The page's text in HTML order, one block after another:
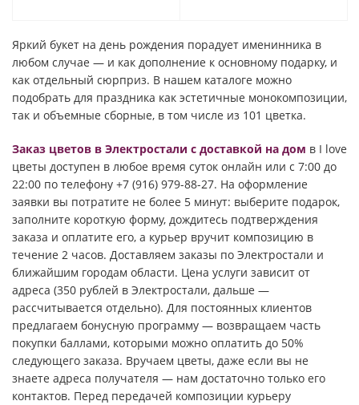
Яркий букет на день рождения порадует именинника в
любом случае — и как дополнение к основному подарку, и
как отдельный сюрприз. В нашем каталоге можно
подобрать для праздника как эстетичные монокомпозиции,
так и объемные сборные, в том числе из 101 цветка.
Заказ цветов в Электростали с доставкой на дом в I love
цветы доступен в любое время суток онлайн или с 7:00 до
22:00 по телефону +7 (916) 979-88-27. На оформление
заявки вы потратите не более 5 минут: выберите подарок,
заполните короткую форму, дождитесь подтверждения
заказа и оплатите его, а курьер вручит композицию в
течение 2 часов. Доставляем заказы по Электростали и
ближайшим городам области. Цена услуги зависит от
адреса (350 рублей в Электростали, дальше —
рассчитывается отдельно). Для постоянных клиентов
предлагаем бонусную программу — возвращаем часть
покупки баллами, которыми можно оплатить до 50%
следующего заказа. Вручаем цветы, даже если вы не
знаете адреса получателя — нам достаточно только его
контактов. Перед передачей композиции курьеру